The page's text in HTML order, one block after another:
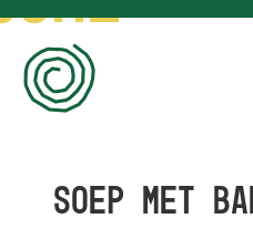
1
SOEP MET